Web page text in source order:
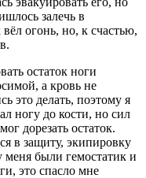
залечь в
огонь, но, к счастью,
остаток ноги
а кровь не
это делать, поэтому я
ногу до кости, но сил
дорезать остаток.
в защиту, экипировку
были гемостатик и
это спасло мне